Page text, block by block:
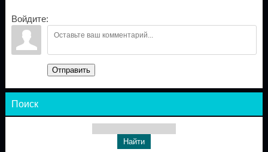
Войдите:
Отправить
Поиск